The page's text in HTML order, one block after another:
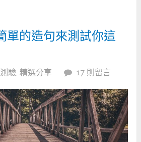
單的造句來測試你這
驗 ,精選分享 17 則留言